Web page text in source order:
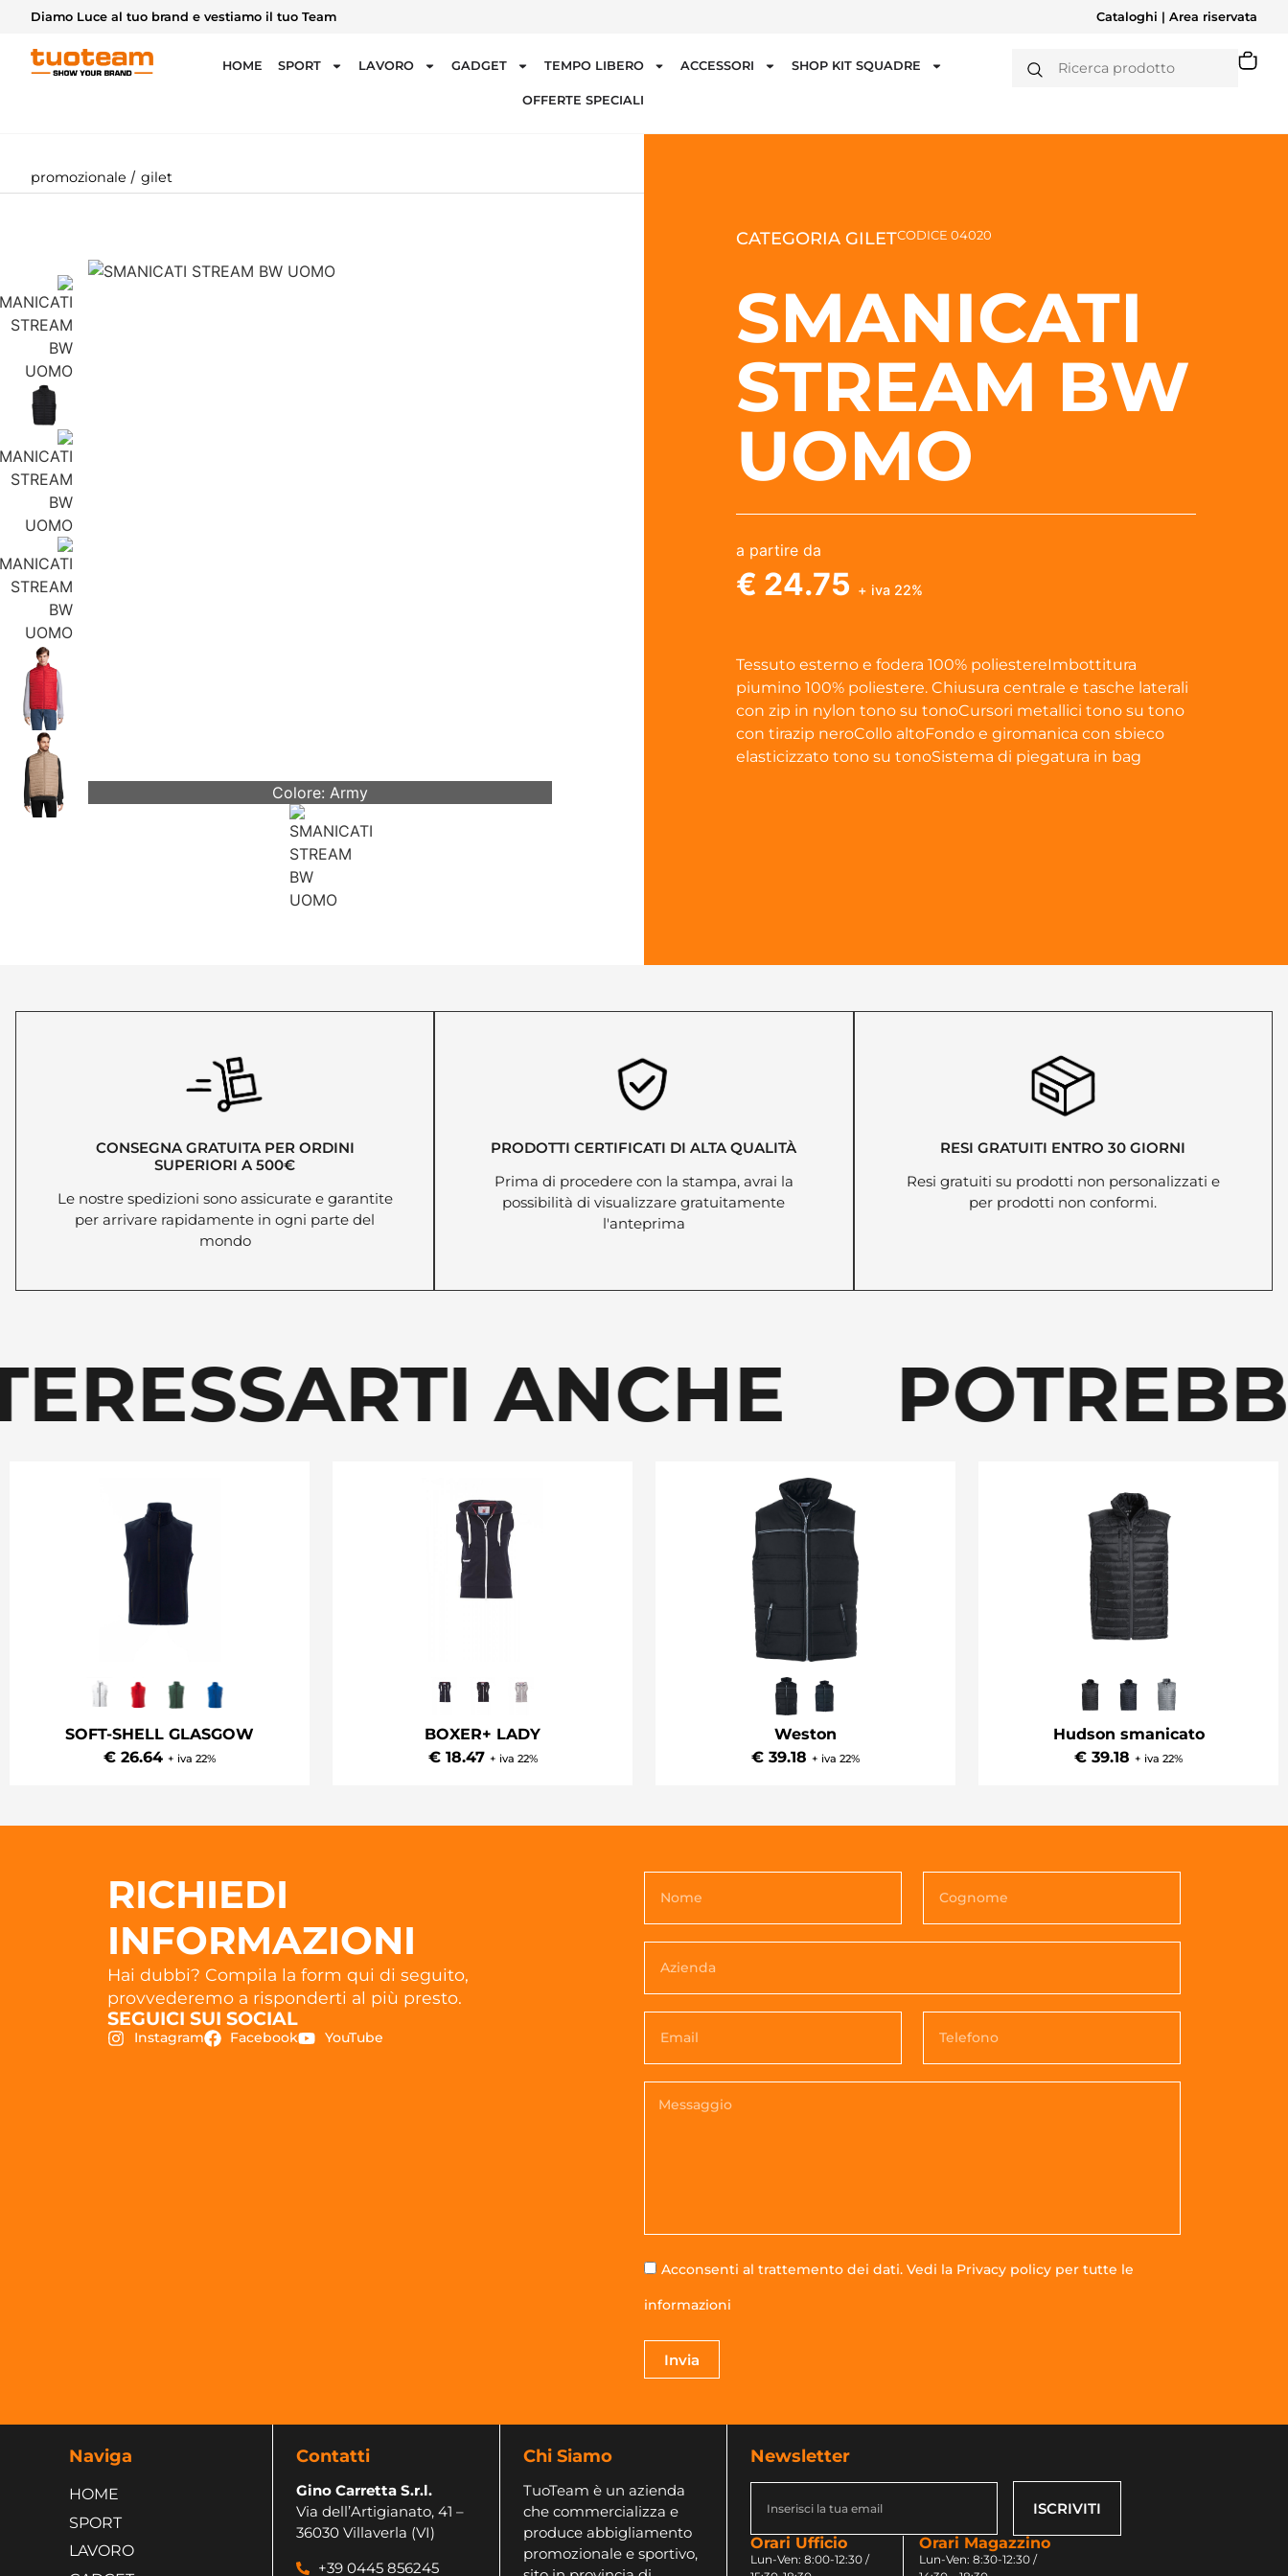
Diamo Luce al tuo brand e vestiamo il tuo Team Cataloghi | Area riservata
HOME SPORT LAVORO GADGET TEMPO LIBERO ACCESSORI SHOP KIT SQUADRE
OFFERTE SPECIALI
promozionale / gilet
Colore: Army
CATEGORIA GILETCODICE 04020
SMANICATI
STREAM BW
UOMO
a partire da
€ 24.75 + iva 22%
Tessuto esterno e fodera 100% poliestereImbottitura
piumino 100% poliestere. Chiusura centrale e tasche laterali
con zip in nylon tono su tonoCursori metallici tono su tono
con tirazip neroCollo altoFondo e giromanica con sbieco
elasticizzato tono su tonoSistema di piegatura in bag
CONSEGNA GRATUITA PER ORDINI
SUPERIORI A 500€
Le nostre spedizioni sono assicurate e garantite
per arrivare rapidamente in ogni parte del
mondo
PRODOTTI CERTIFICATI DI ALTA QUALITÀ
Prima di procedere con la stampa, avrai la
possibilità di visualizzare gratuitamente
l'anteprima
RESI GRATUITI ENTRO 30 GIORNI
Resi gratuiti su prodotti non personalizzati e
per prodotti non conformi.
ANCHE
SOFT-SHELL GLASGOW
€ 26.64 + iva 22%
BOXER+ LADY
€ 18.47 + iva 22%
Weston
€ 39.18 + iva 22%
Hudson smanicato
€ 39.18 + iva 22%
RICHIEDI
INFORMAZIONI
Hai dubbi? Compila la form qui di seguito,
provvederemo a risponderti al più presto.
SEGUICI SUI SOCIAL
Instagram Facebook YouTube
Acconsenti al trattemento dei dati. Vedi la Privacy policy per tutte le
informazioni
Invia
Naviga
HOME
SPORT
LAVORO
Contatti
Gino Carretta S.r.l.
Via dell’Artigianato, 41 –
36030 Villaverla (VI)
+39 0445 856245
Chi Siamo
TuoTeam è un azienda
che commercializza e
produce abbigliamento
promozionale e sportivo,
Newsletter
ISCRIVITI
Orari Ufficio
Lun-Ven: 8:00-12:30 /
Orari Magazzino
Lun-Ven: 8:30-12:30 /